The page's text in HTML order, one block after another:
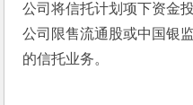
公司将信托计划项下资金
公司限售流通股或中国银
的信托业务。